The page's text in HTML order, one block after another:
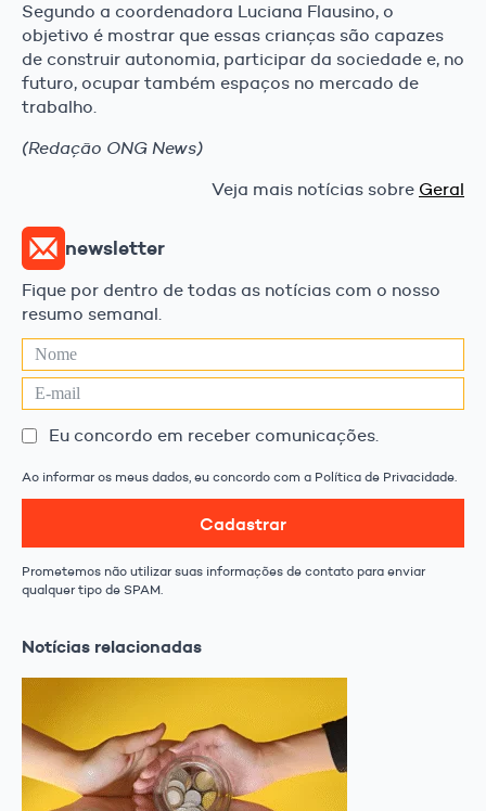
Segundo a coordenadora Luciana Flausino, o
objetivo é mostrar que essas crianças são capazes
de construir autonomia, participar da sociedade e, no
futuro, ocupar também espaços no mercado de
trabalho.
(Redação ONG News)
Veja mais notícias sobre Geral
newsletter
Fique por dentro de todas as notícias com o nosso
resumo semanal.
Eu concordo em receber comunicações.
Ao informar os meus dados, eu concordo com a Política de Privacidade.
Cadastrar
Prometemos não utilizar suas informações de contato para enviar
qualquer tipo de SPAM.
Notícias relacionadas